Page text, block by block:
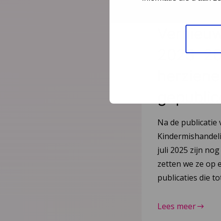
Na de publicatie
juli 2025 zijn
zetten we ze op
publicaties die
Lees meer